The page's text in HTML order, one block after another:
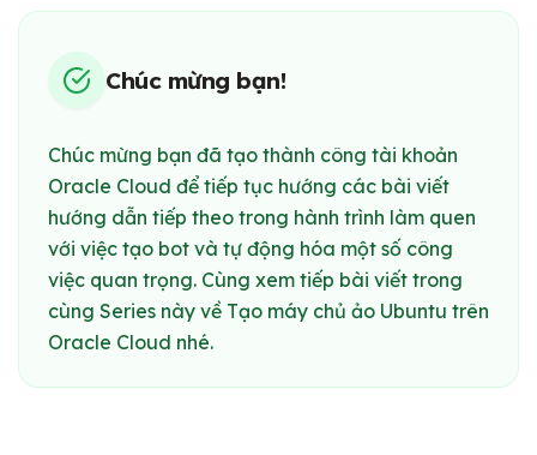
Chúc mừng bạn!
Chúc mừng bạn đã tạo thành công tài khoản
Oracle Cloud để tiếp tục hướng các bài viết
hướng dẫn tiếp theo trong hành trình làm quen
với việc tạo bot và tự động hóa một số công
việc quan trọng. Cùng xem tiếp bài viết trong
cùng Series này về Tạo máy chủ ảo Ubuntu trên
Oracle Cloud nhé.